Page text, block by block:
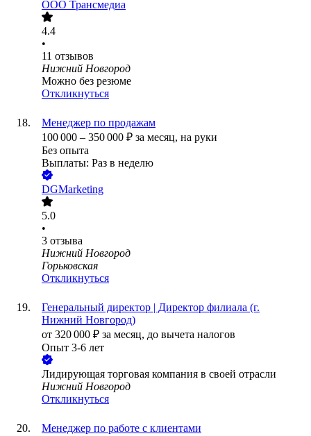
ООО Трансмедиа
4.4
•
11 отзывов
Нижний Новгород
Можно без резюме
Откликнуться
Менеджер по продажам
100 000 – 350 000 ₽ за месяц, на руки
Без опыта
Выплаты: Раз в неделю
DGMarketing
5.0
•
3 отзыва
Нижний Новгород
Горьковская
Откликнуться
Генеральный директор | Директор филиала (г.
Нижний Новгород)
от 320 000 ₽ за месяц, до вычета налогов
Опыт 3-6 лет
Лидирующая торговая компания в своей отрасли
Нижний Новгород
Откликнуться
Менеджер по работе с клиентами